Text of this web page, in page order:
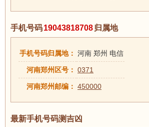
手机号码19043818708归属地
手机号码归属地： 河南 郑州 电信
河南郑州区号： 0371
河南郑州邮编： 450000
最新手机号码测吉凶